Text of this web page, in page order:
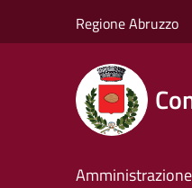
Regione Abruzzo
Amministrazione